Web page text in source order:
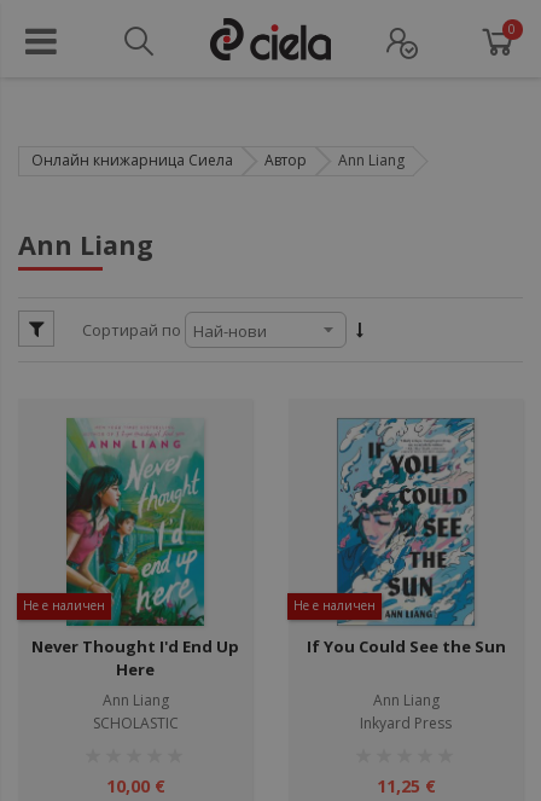
0
Онлайн книжарница Сиела Автор Ann Liang
Ann Liang
Сортирай по
Не е наличен
Never Thought I'd End Up
Here
Ann Liang
SCHOLASTIC
10,00 €
Не е наличен
If You Could See the Sun
Ann Liang
Inkyard Press
11,25 €